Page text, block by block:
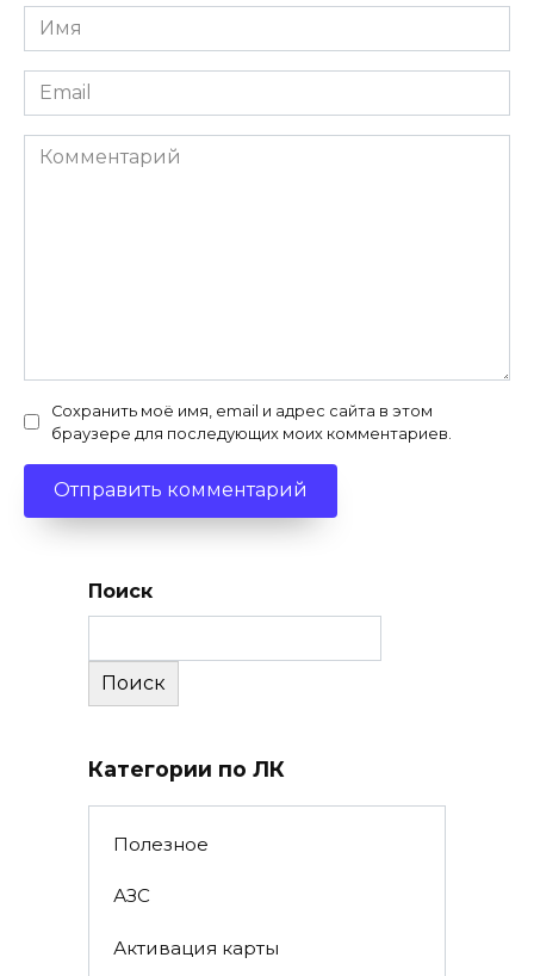
Имя
*
Email
*
Комментарий
Сохранить моё имя, email и адрес сайта в этом
браузере для последующих моих комментариев.
Поиск
Поиск
Категории по ЛК
Полезное
АЗС
Активация карты